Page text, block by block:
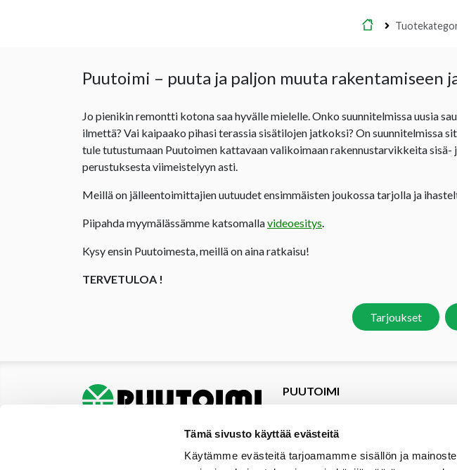
Tämä sivusto käyttää evästeitä
Käytämme evästeitä tarjoamamme sisällön ja
Etusivu
Puutoimi – puuta ja paljon muuta rakentamiseen
Jo pienikin remontti kotona saa hyvälle mielelle. Onko suunnitelmissa uusia
ilmettä? Vai kaipaako pihasi terassia sisätilojen jatkoksi? On suunnitelmissa
tule tutustumaan Puutoimen kattavaan valikoimaan rakennustarvikkeita sisä-
perustuksesta viimeistelyyn asti.
Meillä on jälleentoimittajien uutuudet ensimmäisten joukossa tarjolla ja
Piipahda myymälässämme katsomallavideoesitys.
Kysy ensin Puutoimesta, meillä on aina ratkaisu!
TERVETULOA !
Tarjoukset
PUUTOIMI
Tarjoukset
Yhteystiedot